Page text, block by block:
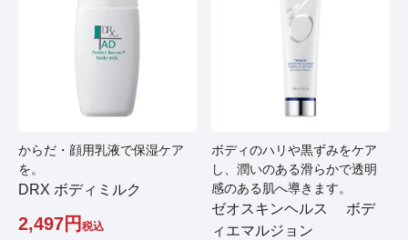
からだ・顔用乳液で保湿ケア
を。
DRX ボディミルク
2,497 税込
ボディのハリや黒ずみをケア
し、潤いのある滑らかで透明
感のある肌へ導きます。
ゼオスキンヘルス ボデ
ィエマルジョン